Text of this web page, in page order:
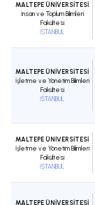
MALTEPE ÜNİVERSİTESİ
İnsan ve Toplum Bilimleri
Fakültesi
İSTANBUL
MALTEPE ÜNİVERSİTESİ
İşletme ve Yönetim Bilimleri
Fakültesi
İSTANBUL
MALTEPE ÜNİVERSİTESİ
İşletme ve Yönetim Bilimleri
Fakültesi
İSTANBUL
MALTEPE ÜNİVERSİTESİ